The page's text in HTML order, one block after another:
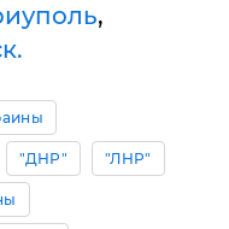
,
"ДНР" "ЛНР"